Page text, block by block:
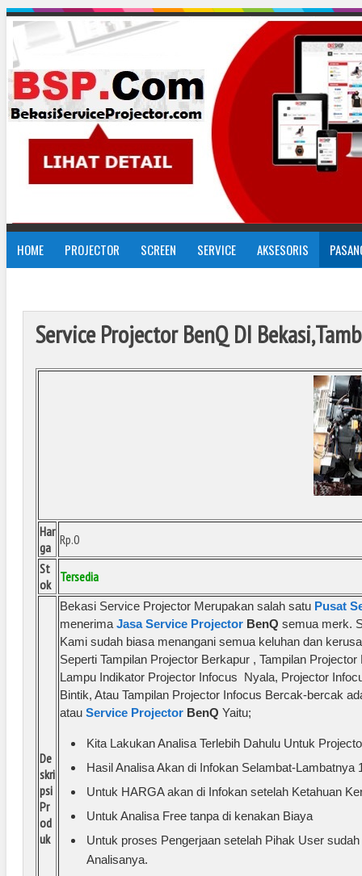
HOME PROJECTOR SCREEN SERVICE AKSESORIS
Service Projector BenQ DI
Har
ga Rp.0
St
ok Tersedia
De
skri
psi
Pr
od
uk
Bekasi Service Projector Merupakan salah satu Pusat
menerima Jasa Service Projector BenQ semua merk.
Kami sudah biasa menangani semua keluhan dan
Seperti Tampilan Projector Berkapur , Tampilan
Lampu Indikator Projector Infocus Nyala, Projector
Bintik, Atau Tampilan Projector Infocus Bercak-bercak
atau Service Projector BenQ Yaitu;
Kita Lakukan Analisa Terlebih Dahulu Untuk
Hasil Analisa Akan di Infokan Selambat-Lambatnya
Untuk HARGA akan di Infokan setelah Ketahuan
Untuk Analisa Free tanpa di kenakan Biaya
Untuk proses Pengerjaan setelah Pihak User
Analisanya.